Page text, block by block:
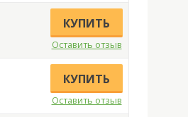
КУПИТЬ
Оставить отзыв
КУПИТЬ
Оставить отзыв